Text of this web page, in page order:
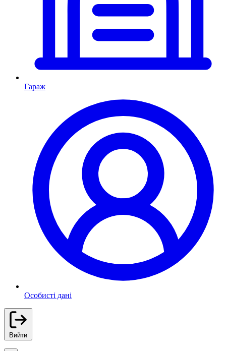
Гараж
Особисті дані
Вийти